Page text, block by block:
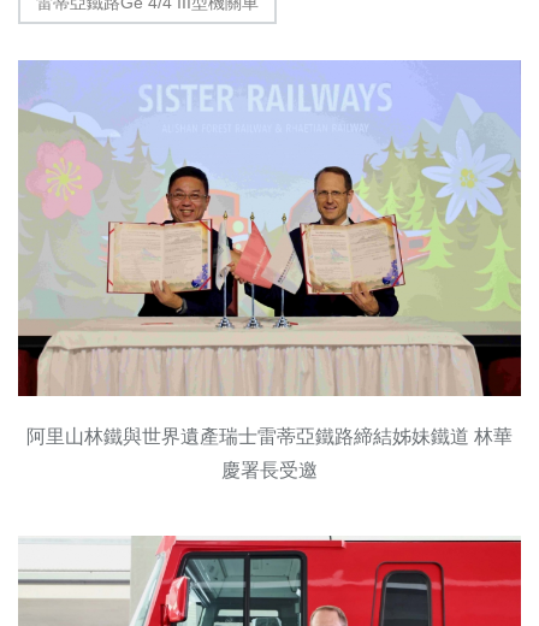
阿里山林鐵與世界遺產瑞士雷蒂亞鐵路締結姊妹鐵道 林華
慶署長受邀